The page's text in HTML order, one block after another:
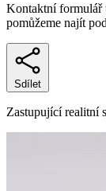
Kontaktní formulář
pomůžeme najít
Sdílet
Zastupující realitní